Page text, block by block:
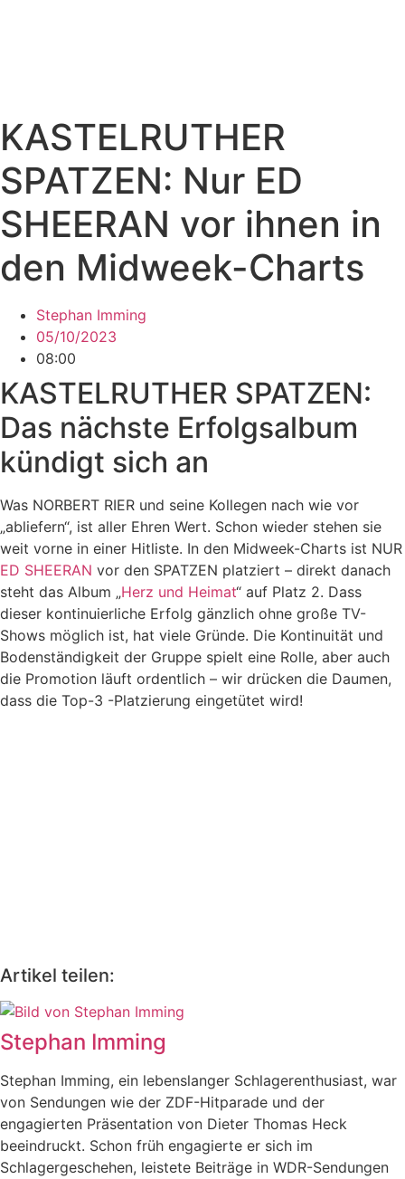
KASTELRUTHER
SPATZEN: Nur ED
SHEERAN vor ihnen in
den Midweek-Charts
Stephan Imming
05/10/2023
08:00
KASTELRUTHER SPATZEN:
Das nächste Erfolgsalbum
kündigt sich an
Was NORBERT RIER und seine Kollegen nach wie vor
„abliefern“, ist aller Ehren Wert. Schon wieder stehen sie
weit vorne in einer Hitliste. In den Midweek-Charts ist NUR
ED SHEERAN vor den SPATZEN platziert – direkt danach
steht das Album „Herz und Heimat“ auf Platz 2. Dass
dieser kontinuierliche Erfolg gänzlich ohne große TV-
Shows möglich ist, hat viele Gründe. Die Kontinuität und
Bodenständigkeit der Gruppe spielt eine Rolle, aber auch
die Promotion läuft ordentlich – wir drücken die Daumen,
dass die Top-3 -Platzierung eingetütet wird!
Artikel teilen:
Stephan Imming
Stephan Imming, ein lebenslanger Schlagerenthusiast, war
von Sendungen wie der ZDF-Hitparade und der
engagierten Präsentation von Dieter Thomas Heck
beeindruckt. Schon früh engagierte er sich im
Schlagergeschehen, leistete Beiträge in WDR-Sendungen